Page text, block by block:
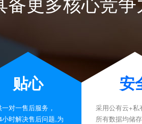
贴心
对一售后服务，
小时解决售后问题,为
安
采用公有云+私
所有数据均储